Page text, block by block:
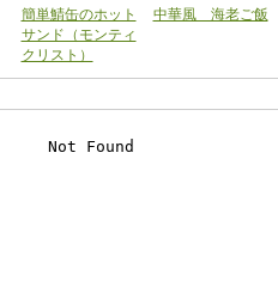
簡単鯖缶のホット
サンド（モンティ
クリスト）
中華風 海老ご飯